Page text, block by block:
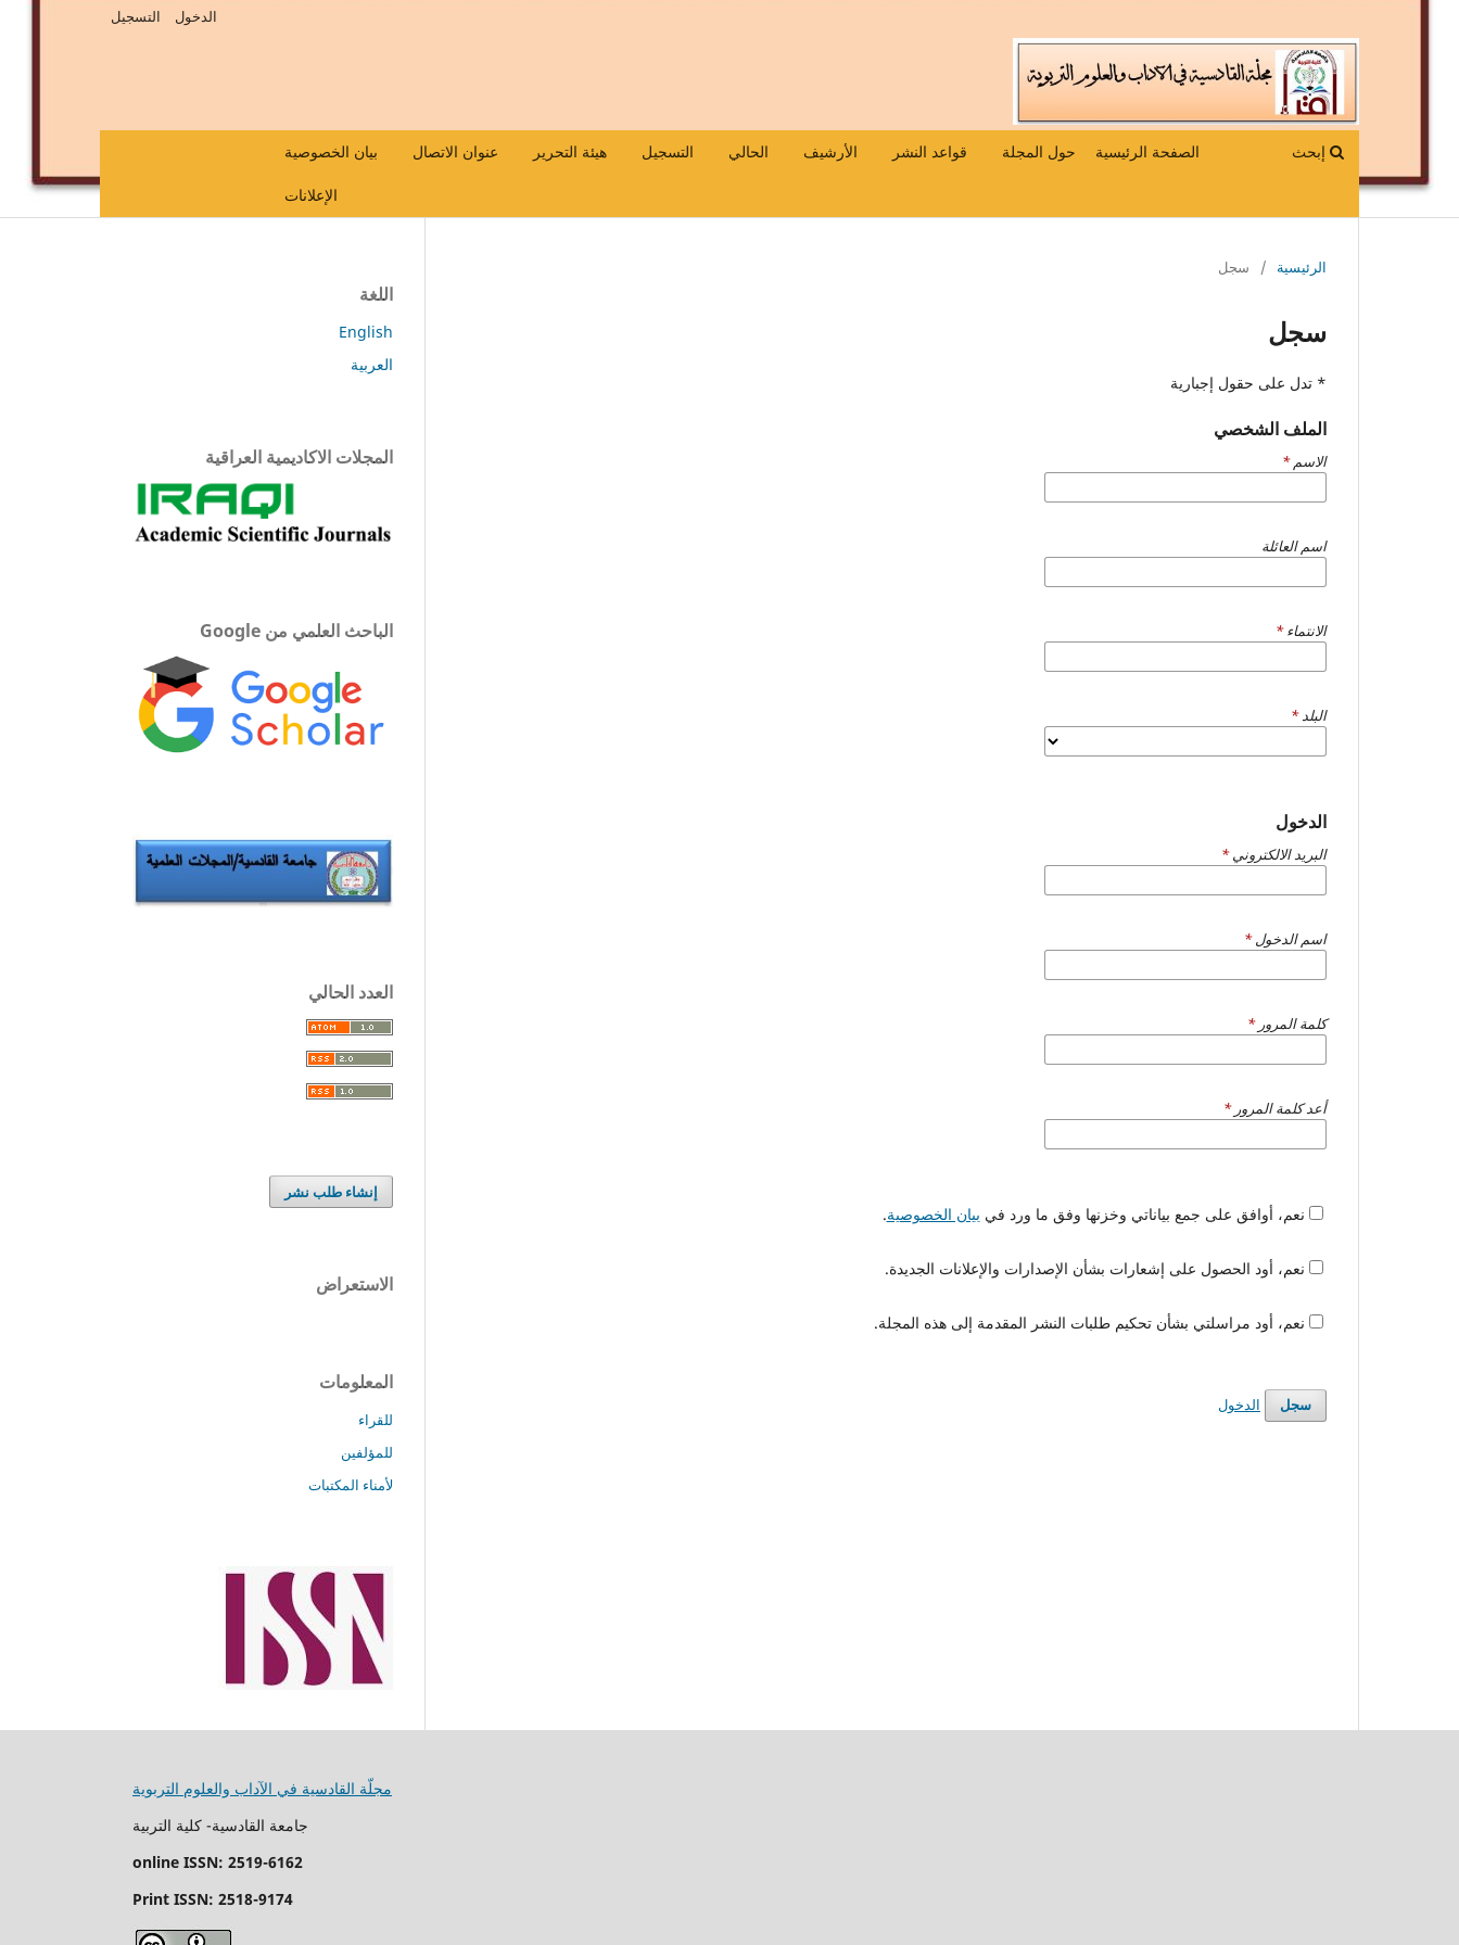
الصفحة الرئيسية حول المجلة قواعد النشر الأرشيف الحالي التسجيل هيئة التحرير عنوان الاتصال بيان الخصوصية
الإعلانات
إبحث
الدخول التسجيل
الرئيسية / سجل
سجل
* تدل على حقول إجبارية
الملف الشخصي
الاسم*
اسم العائلة
الانتماء*
البلد*
الدخول
البريد الالكتروني*
اسم الدخول*
كلمة المرور*
أعد كلمة المرور*
بيان الخصوصية.
سجل الدخول
اللغة
English
العربية
المجلات الاكاديمية العراقية
الباحث العلمي من Google
العدد الحالي
إنشاء طلب نشر
الاستعراض
المعلومات
للقراء
للمؤلفين
لأمناء المكتبات
مجلّة القادسية في الآداب والعلوم التربوية
جامعة القادسية- كلية التربية
online ISSN: 2519-6162
Print ISSN: 2518-9174